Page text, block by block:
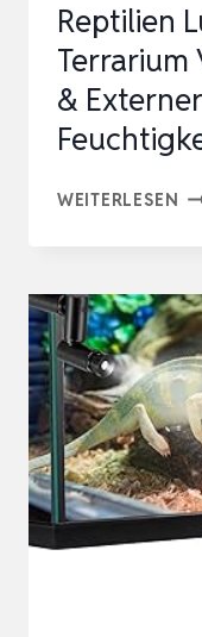
Reptilien
Terrarium
& Externer
WEITERLESEN
&